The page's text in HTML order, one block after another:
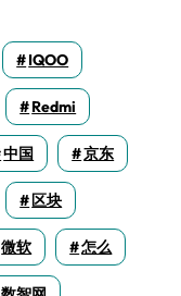
IQOO
Redmi
中国 京东
区块
微软 怎么